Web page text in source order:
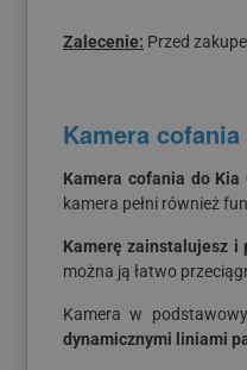
Zalecenie: Przed
Kamera
Kamera cofania do Kia
kamera pełni również
Kamerę zainstalujesz i
można ją łatwo
Kamera w
dynamicznymi liniami